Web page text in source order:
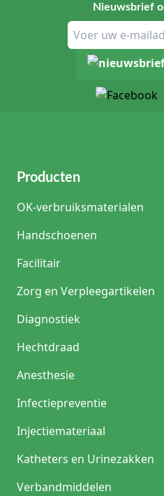
Nieuwsbrief
Producten
OK-verbruiksmaterialen
Handschoenen
Facilitair
Zorg en Verpleegartikelen
Diagnostiek
Hechtdraad
Anesthesie
Infectiepreventie
Injectiemateriaal
Katheters en Urinezakken
Verbandmiddelen